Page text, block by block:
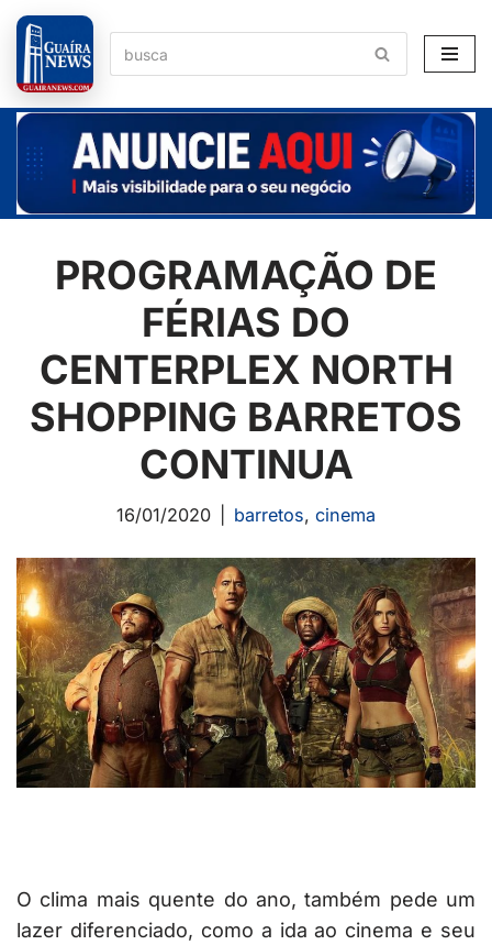
Pular
para
o
conteúdo
PROGRAMAÇÃO DE
FÉRIAS DO
CENTERPLEX NORTH
SHOPPING BARRETOS
CONTINUA
16/01/2020 barretos, cinema
O clima mais quente do ano, também pede um
lazer diferenciado, como a ida ao cinema e seu